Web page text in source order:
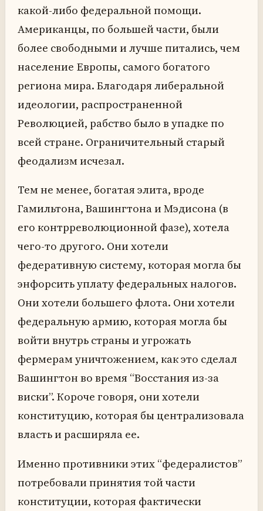
какой-либо федеральной помощи.
Американцы, по большей части, были
более свободными и лучше питались, чем
население Европы, самого богатого
региона мира. Благодаря либеральной
идеологии, распространенной
Революцией, рабство было в упадке по
всей стране. Ограничительный старый
феодализм исчезал.
Тем не менее, богатая элита, вроде
Гамильтона, Вашингтона и Мэдисона (в
его контрреволюционной фазе), хотела
чего-то другого. Они хотели
федеративную систему, которая могла бы
энфорсить уплату федеральных налогов.
Они хотели большего флота. Они хотели
федеральную армию, которая могла бы
войти внутрь страны и угрожать
фермерам уничтожением, как это сделал
Вашингтон во время “Восстания из-за
виски”. Короче говоря, они хотели
конституцию, которая бы централизовала
власть и расширяла ее.
Именно противники этих “федералистов”
потребовали принятия той части
конституции, которая фактически